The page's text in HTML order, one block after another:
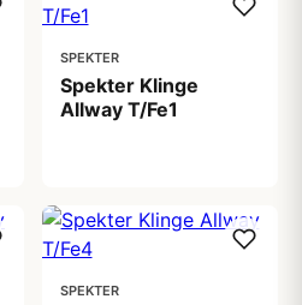
SPEKTER
Spekter Klinge
Allway T/Fe1
SPEKTER